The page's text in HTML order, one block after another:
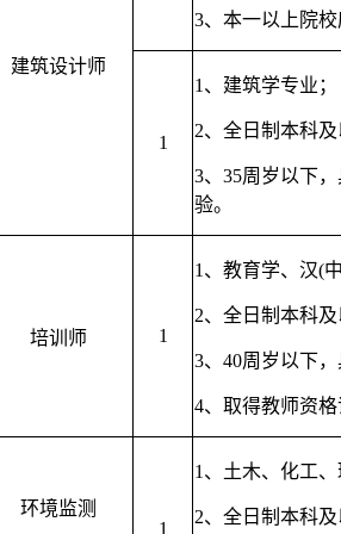
建筑设计师
3、 本一以上院校
1
1、 建筑学专业；
2、 全日制本科及
3、 35周岁以下
验。
培训师 1
1、 教育学、汉(
2、 全日制本科
3、 40周岁以下，
4、 取得教师资格
环境监测
1
1、 土木、化工
2、 全日制本科